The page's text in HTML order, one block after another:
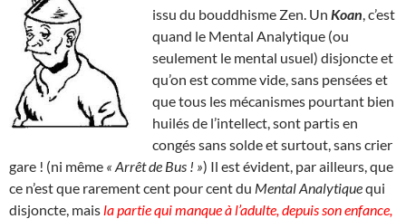
issu du bouddhisme Zen. Un Koan , c’est
quand le Mental Analytique (ou
seulement le mental usuel) disjoncte et
qu’on est comme vide, sans pensées et
que tous les mécanismes pourtant bien
huilés de l’intellect, sont partis en
congés sans solde et surtout, sans crier
gare ! (ni même « Arrêt de Bus ! ») Il est évident, par ailleurs, que
ce n’est que rarement cent pour cent du Mental Analytiquequi
disjoncte, mais la partie qui manque à l’adulte, depuis son enfance,